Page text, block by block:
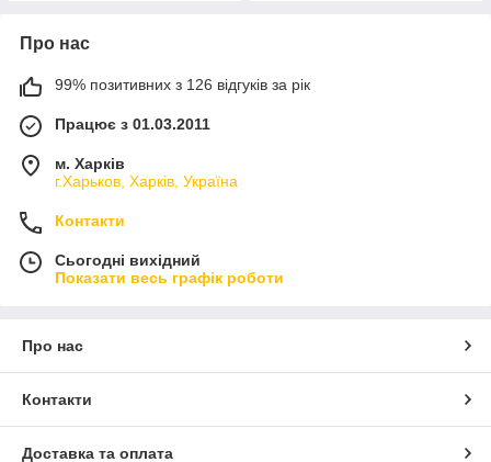
Про нас
99% позитивних з 126 відгуків за рік
Працює з 01.03.2011
м. Харків
г.Харьков, Харків, Україна
Контакти
Сьогодні вихідний
Показати весь графік роботи
Про нас
Контакти
Доставка та оплата